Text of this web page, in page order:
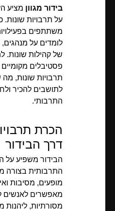
בידור מגוון מציע
על תרבויות שונות.
משתתפים
לומדים על מנהגים,
של קהילות שונות.
פסטיבלים מקומיים
תרבויות שונות,
לתושבים להכיר
התרבותי.
הכרת
דרך הבידור
הבידור משפיע על
התרבותית בצורה
מופעים, מסיבות
מאפשרים לאנשים
מסורתיות, ליהנות